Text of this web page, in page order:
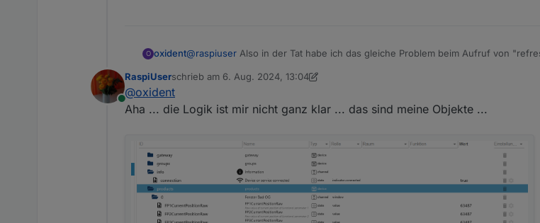
O oxident@raspiuser Also in der Tat habe ich das gleiche Problem beim Aufruf von
Online
RaspiUserschrieb am 6. Aug. 2024, 13:04
zuletzt editiert von RaspiUser 8. Juni 2024, 18:08
@oxident
Aha ... die Logik ist mir nicht ganz klar ... das sind meine Objekte ...